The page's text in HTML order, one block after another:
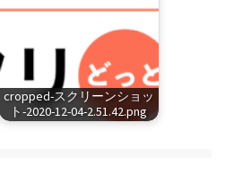
cropped-スクリーンショッ
ト-2020-12-04-2.51.42.png